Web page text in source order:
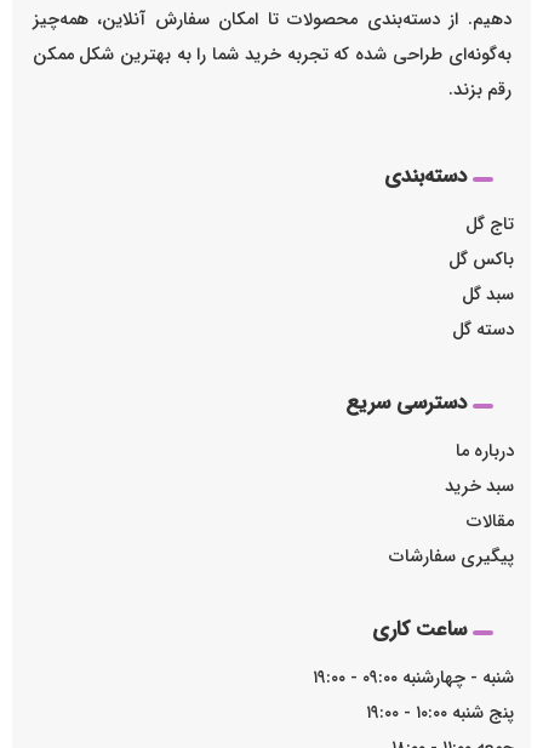
دهیم. از دسته‌بندی محصولات تا امکان سفارش آنلاین، همه‌چیز
به‌گونه‌ای طراحی شده که تجربه خرید شما را به بهترین شکل ممکن
رقم بزند.
دسته‌بندی
تاج گل
باکس گل
سبد گل
دسته گل
دسترسی سریع
درباره ما
سبد خرید
مقالات
پیگیری سفارشات
ساعت کاری
شنبه - چهارشنبه ۰۹:۰۰ - ۱۹:۰۰
پنج شنبه ۱۰:۰۰ - ۱۹:۰۰